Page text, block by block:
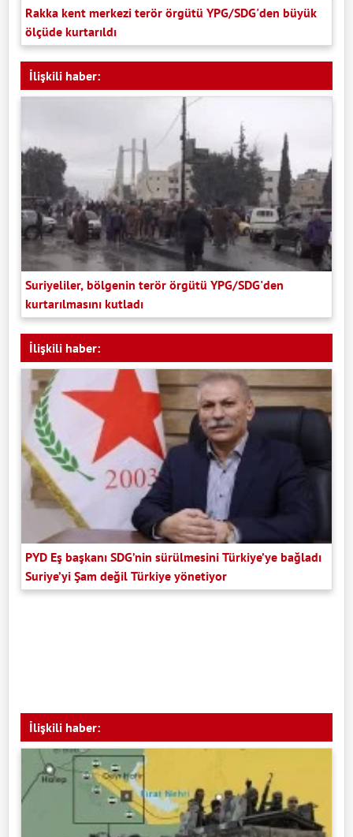
Rakka kent merkezi terör örgütü YPG/SDG'den büyük
ölçüde kurtarıldı
İlişkili haber:
Suriyeliler, bölgenin terör örgütü YPG/SDG'den
kurtarılmasını kutladı
İlişkili haber:
PYD Eş başkanı SDG’nin sürülmesini Türkiye’ye bağladı
Suriye’yi Şam değil Türkiye yönetiyor
İlişkili haber: